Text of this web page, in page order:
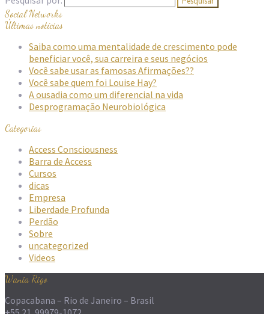
Social Networks
Últimas notícias
Saiba como uma mentalidade de crescimento pode
beneficiar você, sua carreira e seus negócios
Você sabe usar as famosas Afirmações??
Você sabe quem foi Louise Hay?
A ousadia como um diferencial na vida
Desprogramação Neurobiológica
Categorias
Access Consciousness
Barra de Access
Cursos
dicas
Empresa
Liberdade Profunda
Perdão
Sobre
uncategorized
Videos
Wania Rigo
Copacabana – Rio de Janeiro – Brasil